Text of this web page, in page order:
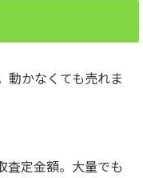
動かなくても売れま
査定金額。大量でも